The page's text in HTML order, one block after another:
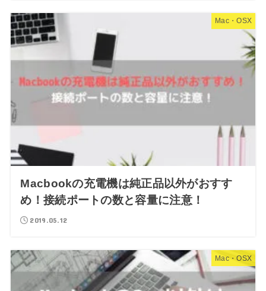
Mac・OSX
Macbookの充電機は純正品以外がおすす
め！接続ポートの数と容量に注意！
2019.05.12
Mac・OSX